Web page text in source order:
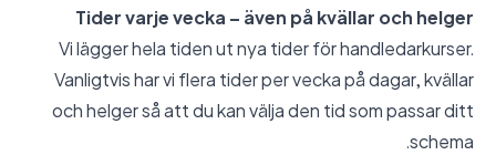
Tider varje vecka – även på kvällar och helger
Vi lägger hela tiden ut nya tider för handledarkurser.
Vanligtvis har vi flera tider per vecka på dagar, kvällar
och helger så att du kan välja den tid som passar ditt
schema.